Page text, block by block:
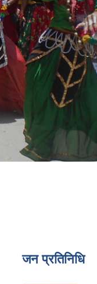
जन प्रतिनिधि